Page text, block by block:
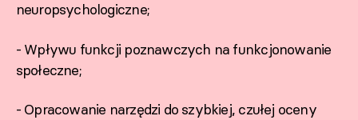
neuropsychologiczne;
- Wpływu funkcji poznawczych na funkcjonowanie
społeczne;
- Opracowanie narzędzi do szybkiej, czułej oceny